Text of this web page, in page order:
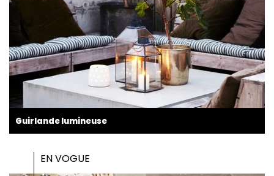
Guirlande lumineuse
EN VOGUE